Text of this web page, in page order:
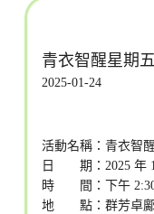
青衣智醒星期
2025-01-24
活動名稱：青衣智
日 期：2025 年 1
時 間：下午 2:30
地 點：群芳卓鄺